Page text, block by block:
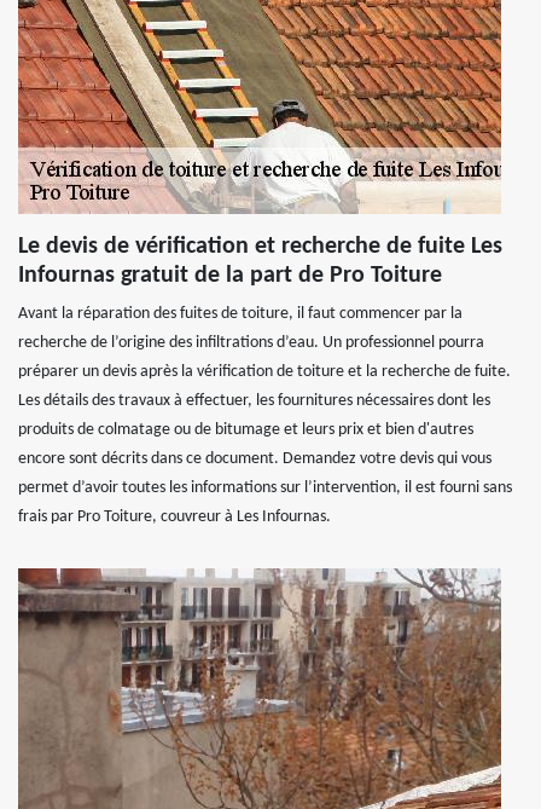
Le devis de vérification et recherche de fuite Les
Infournas gratuit de la part de Pro Toiture
Avant la réparation des fuites de toiture, il faut commencer par la
recherche de l’origine des infiltrations d’eau. Un professionnel pourra
préparer un devis après la vérification de toiture et la recherche de fuite.
Les détails des travaux à effectuer, les fournitures nécessaires dont les
produits de colmatage ou de bitumage et leurs prix et bien d'autres
encore sont décrits dans ce document. Demandez votre devis qui vous
permet d’avoir toutes les informations sur l’intervention, il est fourni sans
frais par Pro Toiture, couvreur à Les Infournas.